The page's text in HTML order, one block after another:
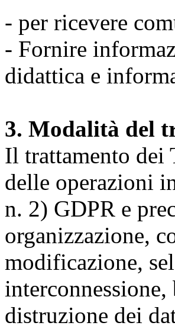
- per ricevere
- Fornire
didattica e
3. Modalità del
Il trattamento dei
delle operazioni
n. 2) GDPR e
organizzazione,
modificazione,
distruzione dei